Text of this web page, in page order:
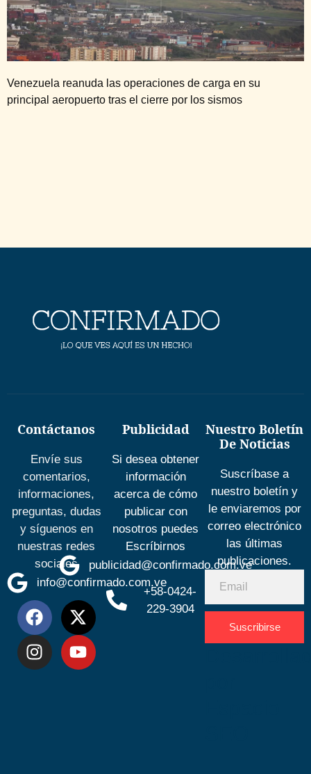
Venezuela reanuda las operaciones de carga en su
principal aeropuerto tras el cierre por los sismos
Contáctanos
Envíe sus
comentarios,
informaciones,
preguntas, dudas
y síguenos en
nuestras redes
sociales
info@confirmado.com.ve
Publicidad
Si desea obtener
información
acerca de cómo
publicar con
nosotros puedes
Escríbirnos
publicidad@confirmado.com.ve
+58-0424-
229-3904
Nuestro Boletín
De Noticias
Suscríbase a
nuestro boletín y
le enviaremos por
correo electrónico
las últimas
publicaciones.
Suscribirse